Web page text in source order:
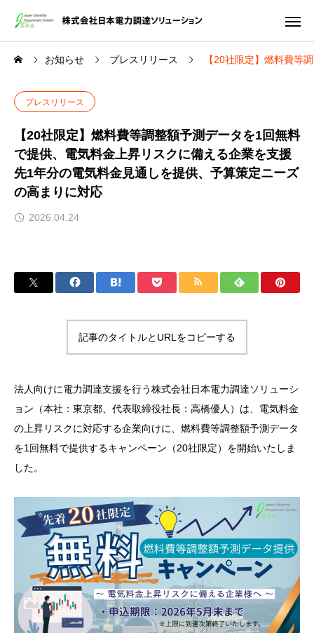
お知らせ プレスリリース 【20社限定】燃料費等
プレスリリース
【20社限定】燃料費等調整額予測データを1回無料
で提供、電気料金上昇リスクに備える企業を支援
先1年分の電気料金見通しを提供、予算策定ニーズ
の高まりに対応
2026.04.24
記事のタイトルとURLをコピーする
法人向けに電力調達支援を行う株式会社日本電力調達ソリューシ
ョン（本社：東京都、代表取締役社長：高橋優人）は、電気料金
の上昇リスクに対応する企業向けに、燃料費等調整額予測データ
を1回無料で提供するキャンペーン（20社限定）を開始いたしま
した。